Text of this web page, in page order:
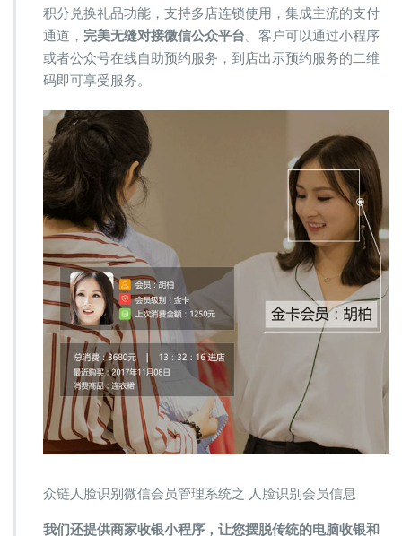
积分兑换礼品功能，支持多店连锁使用，集成主流的支付
通道， 完美无缝对接微信公众平台。客户可以通过小程序
或者公众号在线自助预约服务，到店出示预约服务的二维
码即可享受服务。
众链人脸识别微信会员管理系统之 人脸识别会员信息
我们还提供商家收银小程序，让您摆脱传统的电脑收银和